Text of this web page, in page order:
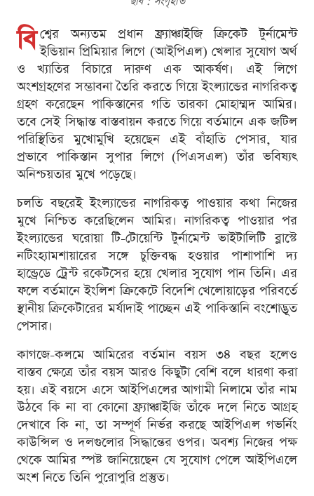
বি শ্বের অন্যতম প্রধান ফ্র্যাঞ্চাইজি ক্রিকেট টুর্নামেন্ট
ইন্ডিয়ান প্রিমিয়ার লিগে (আইপিএল) খেলার সুযোগ অর্থ
ও খ্যাতির বিচারে দারুণ এক আকর্ষণ। এই লিগে
অংশগ্রহণের সম্ভাবনা তৈরি করতে গিয়ে ইংল্যান্ডের নাগরিকত্ব
গ্রহণ করেছেন পাকিস্তানের গতি তারকা মোহাম্মদ আমির।
তবে সেই সিদ্ধান্ত বাস্তবায়ন করতে গিয়ে বর্তমানে এক জটিল
পরিস্থিতির মুখোমুখি হয়েছেন এই বাঁহাতি পেসার, যার
প্রভাবে পাকিস্তান সুপার লিগে (পিএসএল) তাঁর ভবিষ্যৎ
অনিশ্চয়তার মুখে পড়েছে।
চলতি বছরেই ইংল্যান্ডের নাগরিকত্ব পাওয়ার কথা নিজের
মুখে নিশ্চিত করেছিলেন আমির। নাগরিকত্ব পাওয়ার পর
ইংল্যান্ডের ঘরোয়া টি-টোয়েন্টি টুর্নামেন্ট ভাইটালিটি ব্লাস্টে
নটিংহ্যামশায়ারের সঙ্গে চুক্তিবদ্ধ হওয়ার পাশাপাশি দ্য
হান্ড্রেডে ট্রেন্ট রকেটসের হয়ে খেলার সুযোগ পান তিনি। এর
ফলে বর্তমানে ইংলিশ ক্রিকেটে বিদেশি খেলোয়াড়ের পরিবর্তে
স্থানীয় ক্রিকেটারের মর্যাদাই পাচ্ছেন এই পাকিস্তানি বংশোদ্ভূত
পেসার।
কাগজে-কলমে আমিরের বর্তমান বয়স ৩৪ বছর হলেও
বাস্তব ক্ষেত্রে তাঁর বয়স আরও কিছুটা বেশি বলে ধারণা করা
হয়। এই বয়সে এসে আইপিএলের আগামী নিলামে তাঁর নাম
উঠবে কি না বা কোনো ফ্র্যাঞ্চাইজি তাঁকে দলে নিতে আগ্রহ
দেখাবে কি না, তা সম্পূর্ণ নির্ভর করছে আইপিএল গভর্নিং
কাউন্সিল ও দলগুলোর সিদ্ধান্তের ওপর। অবশ্য নিজের পক্ষ
থেকে আমির স্পষ্ট জানিয়েছেন যে সুযোগ পেলে আইপিএলে
অংশ নিতে তিনি পুরোপুরি প্রস্তুত।